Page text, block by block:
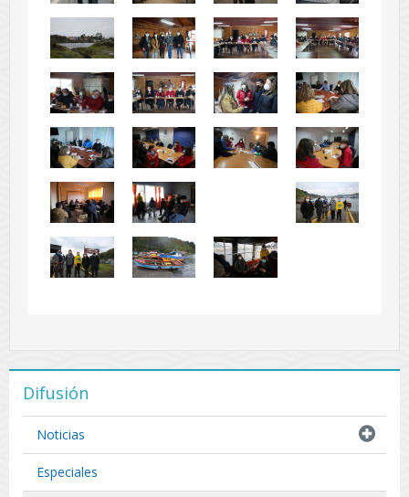
Difusión
Noticias
Especiales